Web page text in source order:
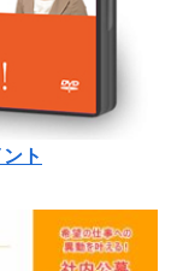
ト